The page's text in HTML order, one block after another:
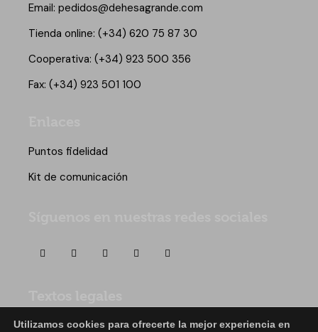
Email: pedidos@dehesagrande.com
Tienda online: (+34) 620 75 87 30
Cooperativa: (+34) 923 500 356
Fax: (+34) 923 501 100
Puntos fidelidad
Kit de comunicación
Política de privacidad
Política de
Utilizamos cookies para ofrecerte la mejor experiencia en